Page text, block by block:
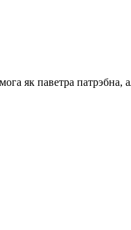
паветра патрэбна,